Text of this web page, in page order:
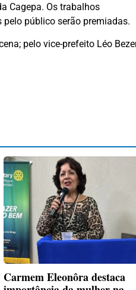
Cagepa. Os trabalhos
público serão premiadas.
pelo vice-prefeito Léo
Carmem Eleonôra destaca